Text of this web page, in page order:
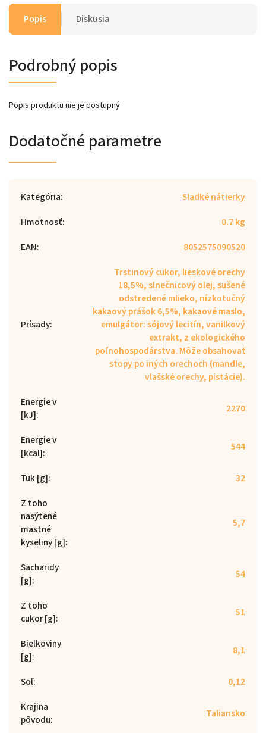
Popis Diskusia
Podrobný popis
Popis produktu nie je dostupný
Dodatočné parametre
Kategória:
Sladké nátierky
Hmotnosť:
0.7 kg
EAN: 8052575090520
Prísady:
Trstinový cukor, lieskové orechy
18,5%, slnečnicový olej, sušené
odstredené mlieko, nízkotučný
kakaový prášok 6,5%, kakaové maslo,
emulgátor: sójový lecitín, vanilkový
extrakt, z ekologického
poľnohospodárstva. Môže obsahovať
stopy po iných orechoch (mandle,
vlašské orechy, pistácie).
Energie v
[kJ]: 2270
Energie v
[kcal]: 544
Tuk [g]:
32
Z toho
nasýtené
mastné
kyseliny [g]:
5,7
Sacharidy
[g]: 54
Z toho
cukor [g]: 51
Bielkoviny
[g]: 8,1
Soľ:
0,12
Krajina
pôvodu: Taliansko